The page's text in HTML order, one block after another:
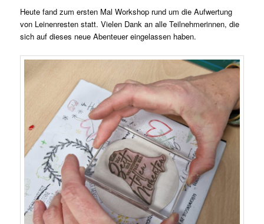
Heute fand zum ersten Mal Workshop rund um die Aufwertung
von Leinenresten statt. Vielen Dank an alle Teilnehmerinnen, die
sich auf dieses neue Abenteuer eingelassen haben.